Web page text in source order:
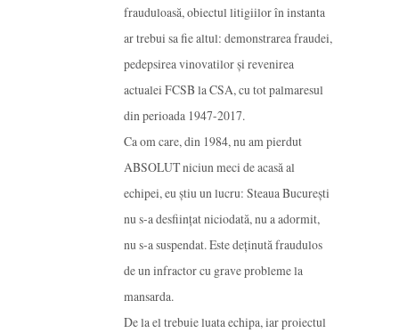
frauduloasă, obiectul litigiilor în instanta
ar trebui sa fie altul: demonstrarea fraudei,
pedepsirea vinovatilor și revenirea
actualei FCSB la CSA, cu tot palmaresul
din perioada 1947-2017.
Ca om care, din 1984, nu am pierdut
ABSOLUT niciun meci de acasă al
echipei, eu știu un lucru: Steaua București
nu s-a desființat niciodată, nu a adormit,
nu s-a suspendat. Este deținută fraudulos
de un infractor cu grave probleme la
mansarda.
De la el trebuie luata echipa, iar proiectul